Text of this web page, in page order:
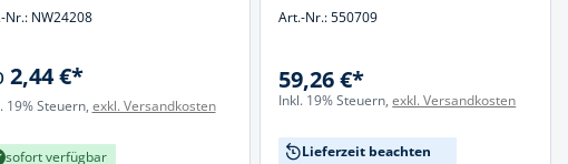
Nr.: NW24208
2,44 €*
19% Steuern, exkl. Versandkosten
sofort verfügbar
Art.-Nr.: 550709
59,26 €*
Inkl. 19% Steuern,exkl. Versandkosten
Lieferzeit beachten